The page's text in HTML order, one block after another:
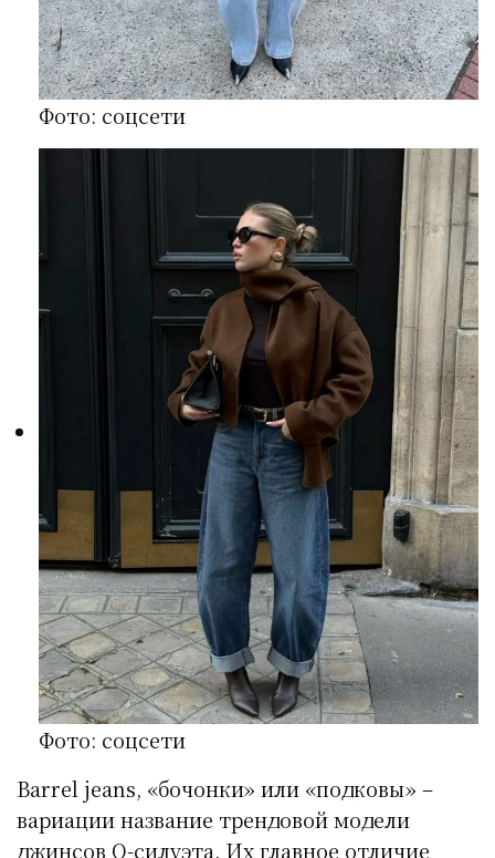
Фото: соцсети
Фото: соцсети
Barrel jeans, «бочонки» или «подковы» –
вариации название трендовой модели
джинсов О-силуэта. Их главное отличие